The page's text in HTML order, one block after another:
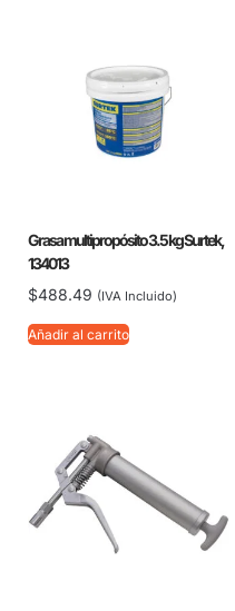
Grasa multipropósito 3.5 kg Surtek,
134013
$488.49 (IVA Incluido)
Añadir al carrito